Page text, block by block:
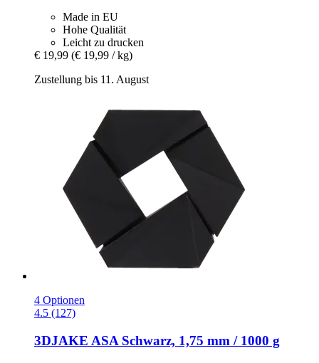
Made in EU
Hohe Qualität
Leicht zu drucken
€ 19,99 (€ 19,99 / kg)
Zustellung bis 11. August
4 Optionen
4.5 (127)
3DJAKE ASA Schwarz, 1,75 mm / 1000 g